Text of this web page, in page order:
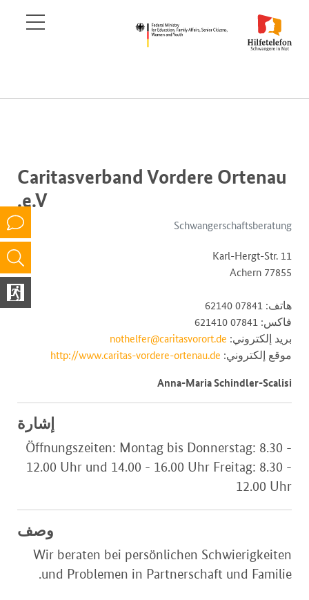
Caritasverband Vordere Ortenau
e.V.
Schwangerschaftsberatung
Karl-Hergt-Str. 11
77855 Achern
هاتف: 07841 62140
فاكس: 07841 621410
بريد إلكتروني: nothelfer@caritasvorort.de
موقع إلكتروني: http://www.caritas-vordere-ortenau.de
Anna-Maria Schindler-Scalisi
إشارة
Öffnungszeiten: Montag bis Donnerstag: 8.30 -
12.00 Uhr und 14.00 - 16.00 Uhr Freitag: 8.30 -
12.00 Uhr
وصف
Wir beraten bei persönlichen Schwierigkeiten
und Problemen in Partnerschaft und Familie.